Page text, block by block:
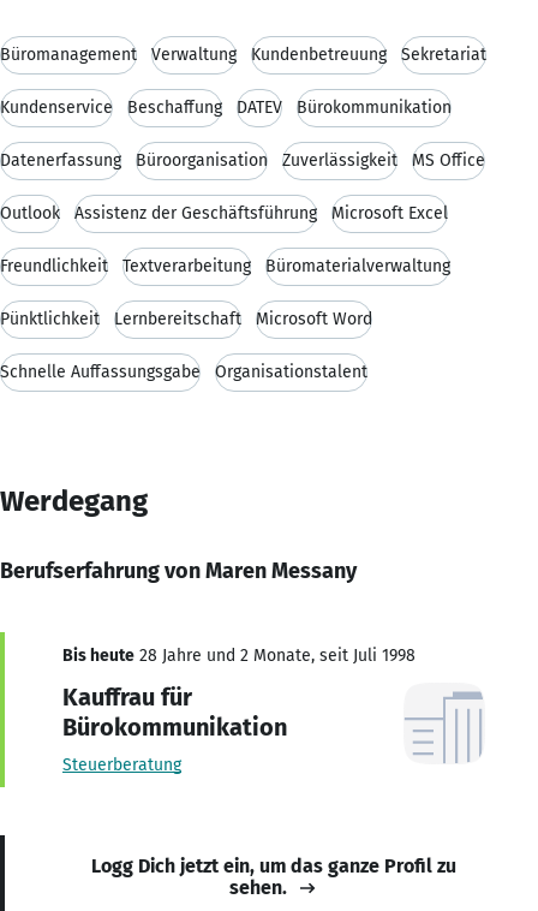
Büromanagement Verwaltung Kundenbetreuung Sekretariat
Kundenservice Beschaffung DATEV Bürokommunikation
Datenerfassung Büroorganisation Zuverlässigkeit MS Office
Outlook Assistenz der Geschäftsführung Microsoft Excel
Freundlichkeit Textverarbeitung Büromaterialverwaltung
Pünktlichkeit Lernbereitschaft Microsoft Word
Schnelle Auffassungsgabe Organisationstalent
Werdegang
Berufserfahrung von Maren Messany
Bis heute 28 Jahre und 2 Monate, seit Juli 1998
Kauffrau für
Bürokommunikation
Steuerberatung
Logg Dich jetzt ein, um das ganze Profil zu
sehen.